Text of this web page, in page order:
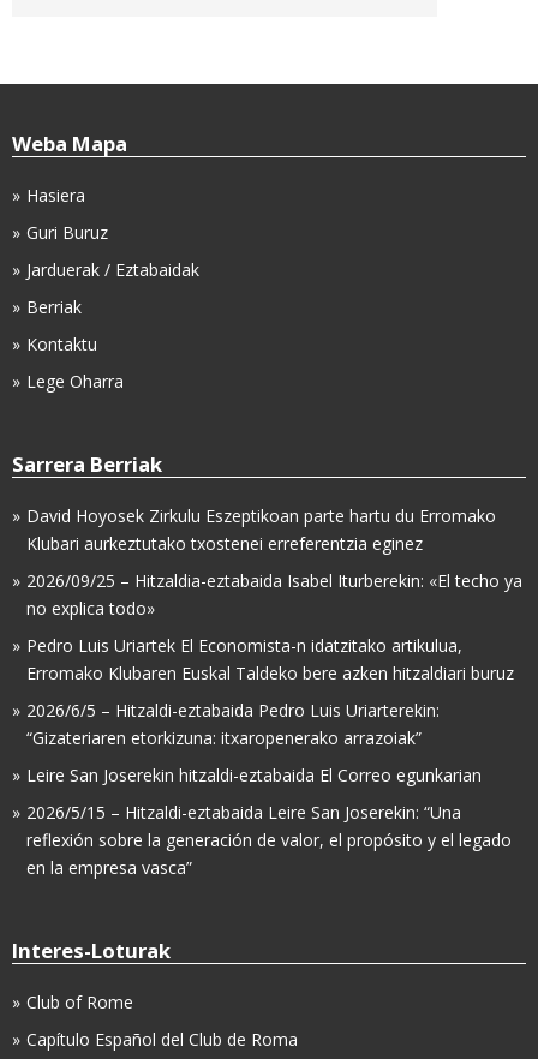
Weba Mapa
Hasiera
Guri Buruz
Jarduerak / Eztabaidak
Berriak
Kontaktu
Lege Oharra
Sarrera Berriak
David Hoyosek Zirkulu Eszeptikoan parte hartu du Erromako
Klubari aurkeztutako txostenei erreferentzia eginez
2026/09/25 – Hitzaldia-eztabaida Isabel Iturberekin: «El techo ya
no explica todo»
Pedro Luis Uriartek El Economista-n idatzitako artikulua,
Erromako Klubaren Euskal Taldeko bere azken hitzaldiari buruz
2026/6/5 – Hitzaldi-eztabaida Pedro Luis Uriarterekin:
“Gizateriaren etorkizuna: itxaropenerako arrazoiak”
Leire San Joserekin hitzaldi-eztabaida El Correo egunkarian
2026/5/15 – Hitzaldi-eztabaida Leire San Joserekin: “Una
reflexión sobre la generación de valor, el propósito y el legado
en la empresa vasca”
Interes-Loturak
Club of Rome
Capítulo Español del Club de Roma